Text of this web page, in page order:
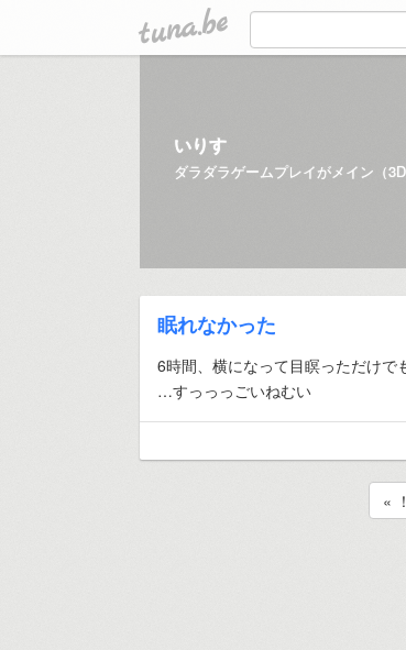
tuna.be
いりす
眠れなかった
6時間、横になって目瞑っただけで
…すっっっごいねむい
«